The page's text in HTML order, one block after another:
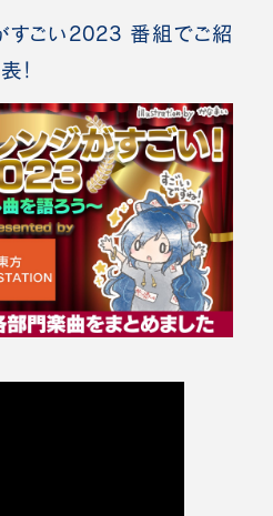
すごい2023 番組でご紹
！